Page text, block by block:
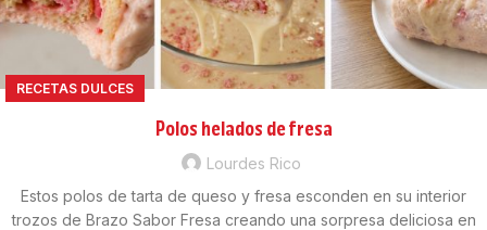
RECETAS DULCES
Polos helados de fresa
Lourdes Rico
Estos polos de tarta de queso y fresa esconden en su interior
trozos de Brazo Sabor Fresa creando una sorpresa deliciosa en